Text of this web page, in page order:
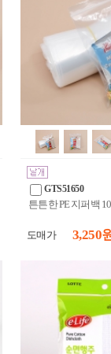
GTS51650
튼튼한 PE 지퍼백
도매가 3,250